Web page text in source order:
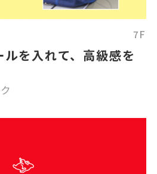
7F
を入れて、高級感を